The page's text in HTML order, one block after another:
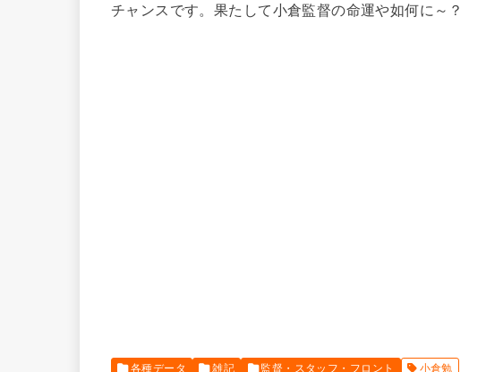
チャンスです。果たして小倉監督の命運や如何に～？
各種データ 雑記 監督・スタッフ・フロント 小倉勉